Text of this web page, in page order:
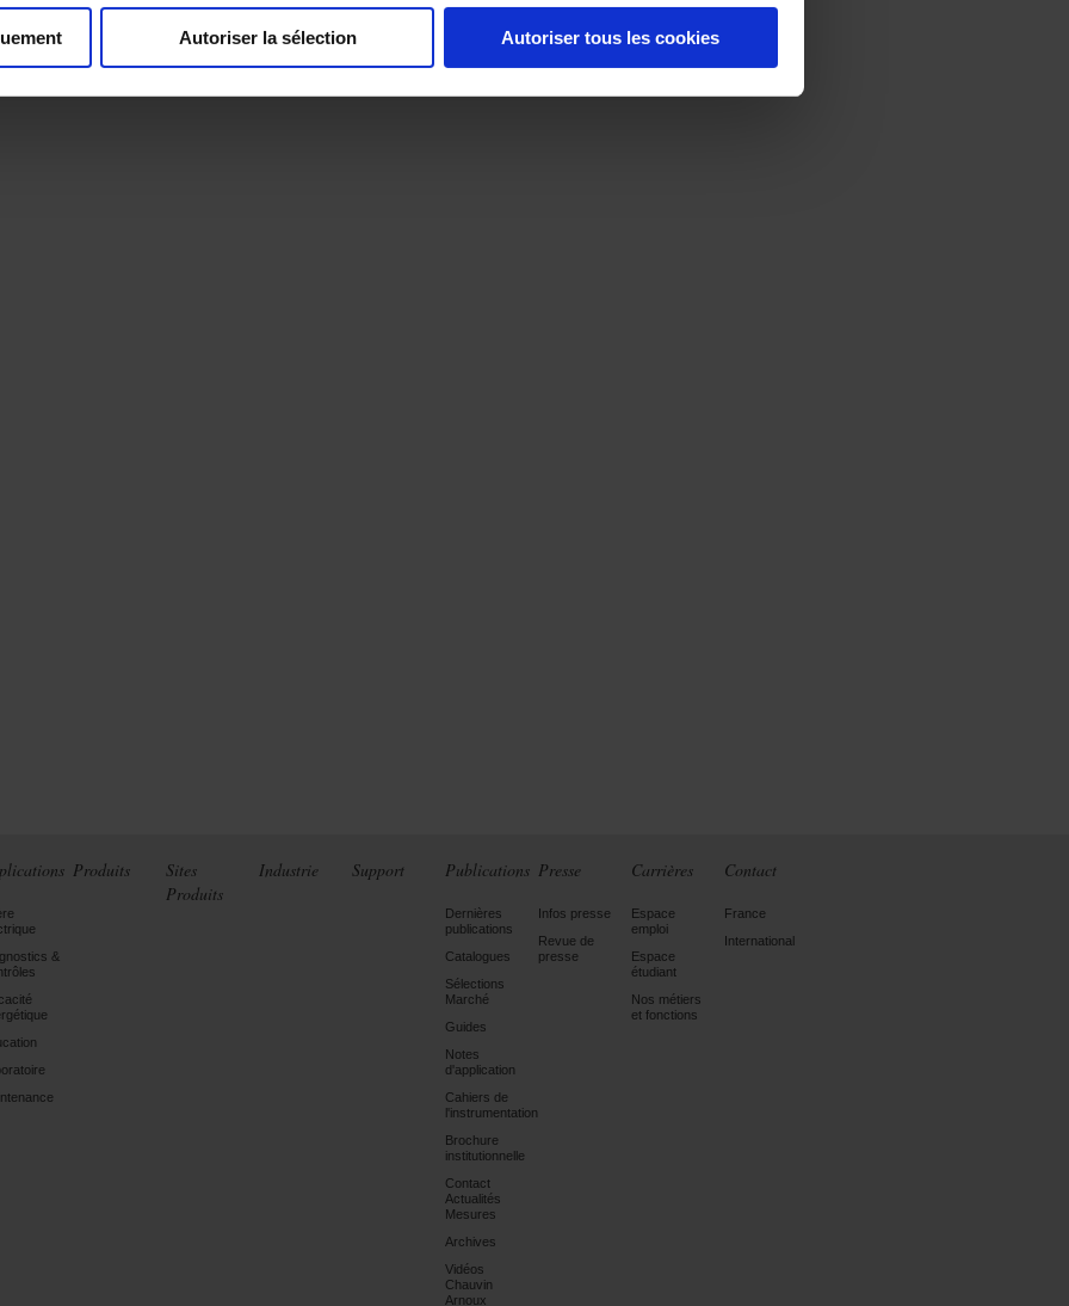
Autoriser la sélection Autoriser tous les cookies
&
Produits
Sites
Produits
Industrie Support Publications
Dernières
publications
Catalogues
Sélections
Marché
Guides
Notes
d'application
Cahiers de
l'instrumentation
Brochure
institutionnelle
Contact
Actualités
Mesures
Archives
Vidéos
Chauvin
Arnoux
Presse
Infos presse
Revue de
presse
Carrières
Espace
emploi
Espace
étudiant
Nos métiers
et fonctions
Contact
France
International